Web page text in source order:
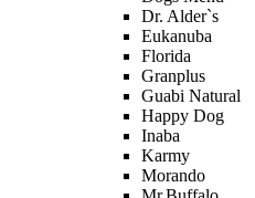
Dr. Alder`s
Eukanuba
Florida
Granplus
Guabi Natural
Happy Dog
Inaba
Karmy
Morando